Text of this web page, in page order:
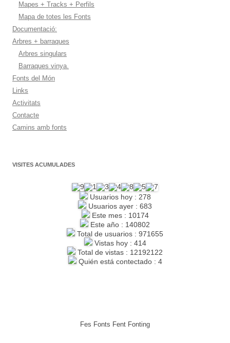
Mapes + Tracks + Perfils
Mapa de totes les Fonts
Documentació:
Arbres + barraques
Arbres singulars
Barraques vinya.
Fonts del Món
Links
Activitats
Contacte
Camins amb fonts
VISITES ACUMULADES
Usuarios hoy : 278
Usuarios ayer : 683
Este mes : 10174
Este año : 140802
Total de usuarios : 971655
Vistas hoy : 414
Total de vistas : 12192122
Quién está contectado : 4
Fes Fonts Fent Fonting